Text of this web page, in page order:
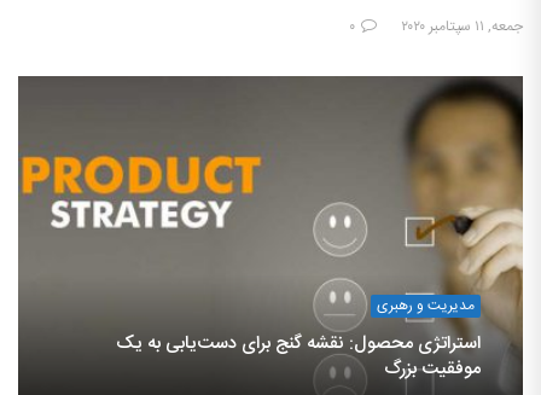
جمعه, ۱۱ سپتامبر ۲۰۲۰ ۰
مدیریت و رهبری
استراتژی محصول: نقشه گنج برای دست‌یابی به یک
موفقیت بزرگ